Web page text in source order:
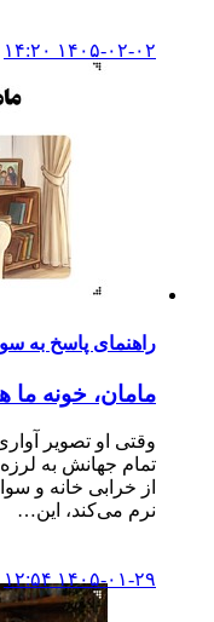
۱۴۰۵-۰۲-۰۲ ۱۴:۲۰
راهنمای پاسخ به
مامان، خونه
وقتی او تصویر
تمام جهانش به
از خرابی خانه و
نرم می‌کند، این…
۱۴۰۵-۰۱-۲۹ ۱۲:۵۴